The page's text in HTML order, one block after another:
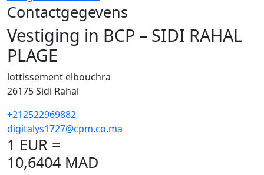
Contactgegevens
Vestiging in BCP – SIDI RAHAL
PLAGE
lottissement elbouchra
26175Sidi Rahal
+212522969882
digitalys1727@cpm.co.ma
1 EUR =
10,6404 MAD